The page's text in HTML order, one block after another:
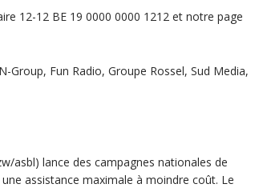
12-12 BE 19 0000 0000 1212 et notre page
Group, Fun Radio, Groupe Rossel, Sud Media,
asbl) lance des campagnes nationales de
assistance maximale à moindre coût. Le